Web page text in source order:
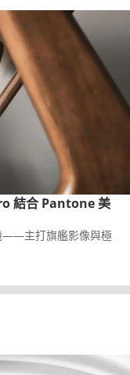
結合 Pantone 美
——主打旗艦影像與極